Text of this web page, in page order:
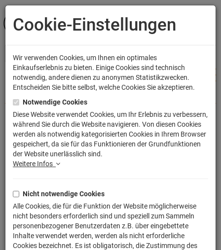
ANMELDEN
Dorfkind T-Shirt
Artikelnummer: TLM2310KT
Cookie-Einstellungen
Wir verwenden Cookies, um Ihnen ein optimales
Einkaufserlebnis zu bieten. Einige Cookies sind technisch
notwendig, andere dienen zu anonymen Statistikzwecken.
Entscheiden Sie bitte selbst, welche Cookies Sie akzeptieren.
Notwendige Cookies
Diese Website verwendet Cookies, um Ihr Erlebnis zu verbessern,
während Sie durch die Website navigieren. Von diesen Cookies
werden als notwendig kategorisierten Cookies in Ihrem Browser
gespeichert, da sie für das Funktionieren der Grundfunktionen
der Website unerlässlich sind.
Weitere Infos
Nicht notwendige Cookies
Alle Cookies, die für die Funktion der Website möglicherweise
nicht besonders erforderlich sind und speziell zum Sammeln
personenbezogener Benutzerdaten z.B. über eingebettete
Inhalte verwendet werden, werden als nicht erforderliche
Cookies bezeichnet. Es ist obligatorisch, die Zustimmung des